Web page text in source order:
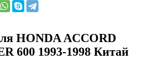
HONDA ACCORD
600 1993-1998 Китай